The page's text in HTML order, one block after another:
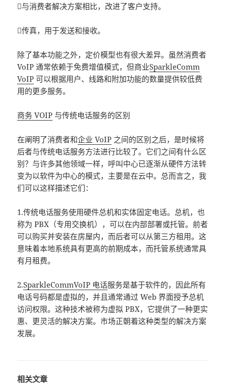
与消费者解决方案相比，改进了客户支持。
传真，用于发送和接收。
除了基本功能之外，定价模型也有很大差异。虽然消费者
VoIP 通常依赖于免费增值模式，但商业SparkleComm
VoIP 可以根据用户、线路和附加功能的数量提供较低费
用的更多服务。
商务 VOIP 与传统电话服务的区别
在阐明了消费者和企业 VoIP 之间的区别之后，是时候将
后者与传统电话服务方法进行比较了。它们之间有什么区
别？与许多其他领域一样，呼叫中心已逐渐从硬件方法转
变为以软件为中心的模式，主要是在云中。总而言之，我
们可以这样描述它们：
1.传统电话服务使用硬件总机和实体固定电话。总机，也
称为 PBX（专用交换机），可以在内部部署或托管。前者
可以购买并安装在房屋内，而后者可以从第三方租用。这
意味着本地系统具有更高的前期成本，而托管系统通常具
有月租费。
2.SparkleCommVoIP 电话服务是基于软件的，因此所有
电话号码都是虚拟的，并且通常通过 Web 界面授予总机
访问权限。这种技术被称为虚拟 PBX，它提供了一种更实
惠、更灵活的解决方案。市场正朝着这种类型的解决方案
发展。
相关文章